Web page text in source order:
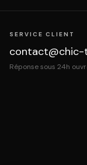
SERVICE CLIENT
contact@chic-
Réponse sous 24h